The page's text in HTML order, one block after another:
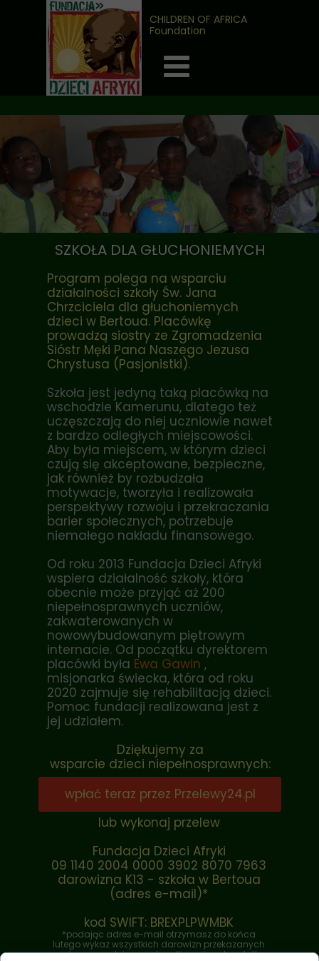
lub wykonaj przelew
Fundacja Dzieci Afryki
09 1140 2004 0000 3902 8070 7963
darowizna K13 - szkoła w Bertoua
(adres e-mail)*
kod SWIFT: BREXPLPWMBK
*podając adres e-mail otrzymasz do końca
lutego wykaz wszystkich darowizn przekazanych
w roku poprzednim w celu odliczenia od podatku
wpłać teraz przez Przelewy24.pl
SZKOŁA DLA GŁUCHONIEMYCH
Program polega na wsparciu
działalności szkoły Św. Jana
Chrzciciela dla głuchoniemych
dzieci w Bertoua. Placówkę
prowadzą siostry ze Zgromadzenia
Sióstr Męki Pana Naszego Jezusa
Chrystusa (Pasjonistki).
Szkoła jest jedyną taką placówką na
wschodzie Kamerunu, dlatego też
uczęszczają do niej uczniowie nawet
z bardzo odległych miejscowości.
Aby była miejscem, w którym dzieci
czują się akceptowane, bezpieczne,
jak również by rozbudzała
motywacje, tworzyła i realizowała
perspektywy rozwoju i przekraczania
barier społecznych, potrzebuje
niemałego nakładu finansowego.
Od roku 2013 Fundacja Dzieci Afryki
wspiera działalność szkoły, która
obecnie może przyjąć aż 200
niepełnosprawnych uczniów,
zakwaterowanych w
nowowybudowanym piętrowym
internacie. Od początku dyrektorem
placówki była Ewa Gawin ,
misjonarka świecka, która od roku
2020 zajmuje się rehabilitacją dzieci.
Pomoc fundacji realizowana jest z
jej udziałem.
Dziękujemy za
wsparcie dzieci niepełnosprawnych:
CHILDREN OF AFRICA
Foundation